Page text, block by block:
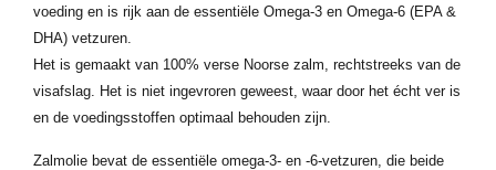
voeding en is rijk aan de essentiële Omega-3 en Omega-6 (EPA &
DHA) vetzuren.
Het is gemaakt van 100% verse Noorse zalm, rechtstreeks van de
visafslag. Het is niet ingevroren geweest, waar door het écht ver is
en de voedingsstoffen optimaal behouden zijn.
Zalmolie bevat de essentiële omega-3- en -6-vetzuren, die beide